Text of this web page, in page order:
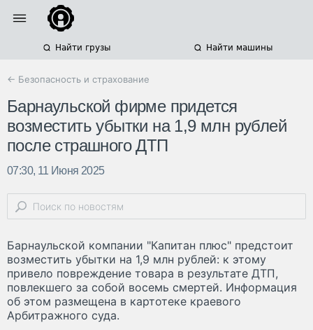
Найти грузы Найти машины
← Безопасность и страхование
Барнаульской фирме придется
возместить убытки на 1,9 млн рублей
после страшного ДТП
07:30, 11 Июня 2025
Барнаульской компании "Капитан плюс" предстоит
возместить убытки на 1,9 млн рублей: к этому
привело повреждение товара в результате ДТП,
повлекшего за собой восемь смертей. Информация
об этом размещена в картотеке краевого
Арбитражного суда.